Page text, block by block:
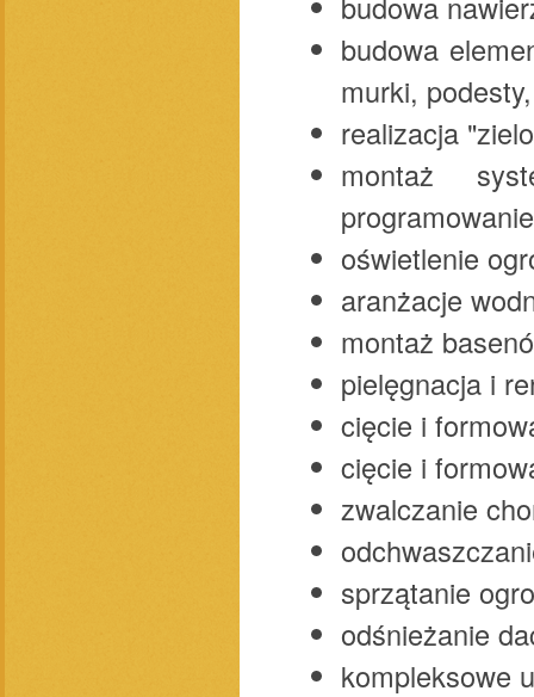
budowa
murki,
realizacja
montaż
oświetlenie
aranżacje
montaż
pielęgnacja i
cięcie i
cięcie i
zwalczanie
sprzątanie
odśnieżanie
kompleksowe